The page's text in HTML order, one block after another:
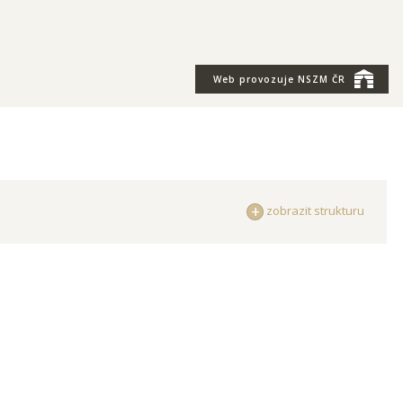
Web provozuje NSZM ČR
zobrazit strukturu